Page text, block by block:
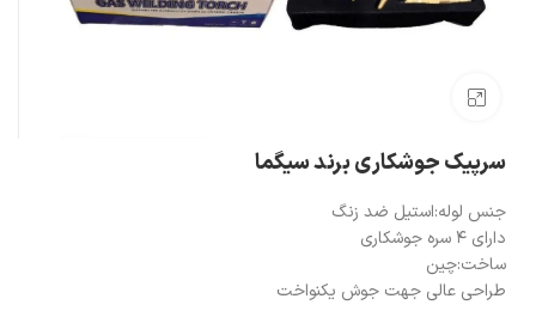
سرپیک جوشکاری برند سیگما
جنس لوله:استیل ضد زنگ
دارای ۴ سره جوشکاری
ساخت:چین
طراحی عالی جهت جوش یکنواخت